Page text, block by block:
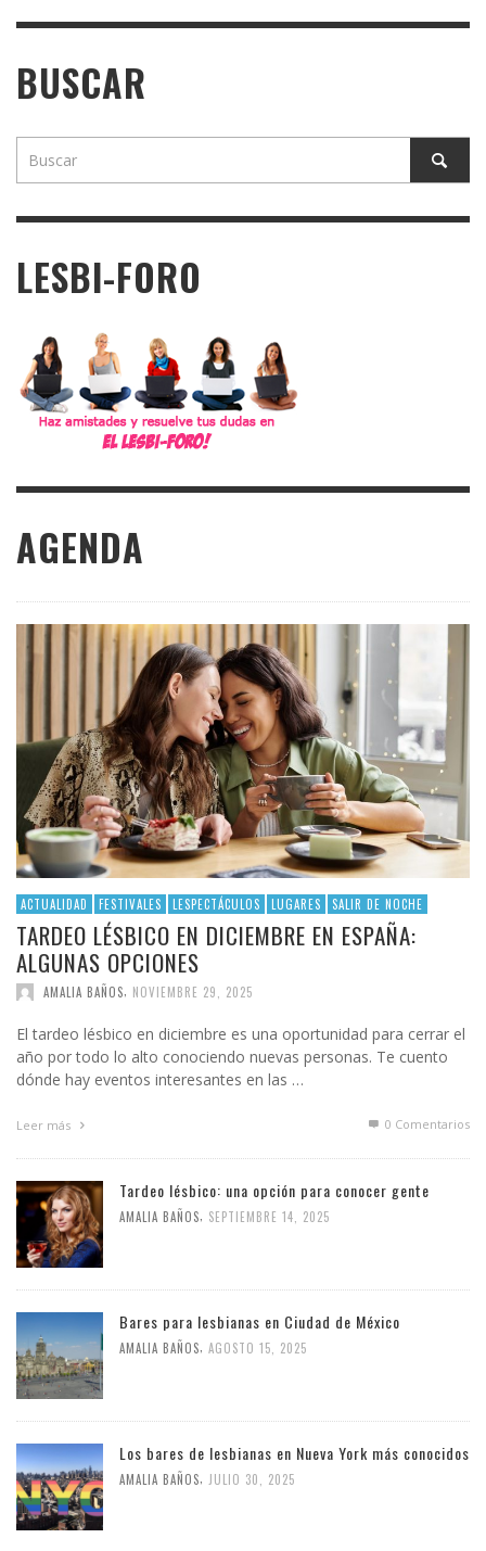
BUSCAR
LESBI-FORO
AGENDA
ACTUALIDAD FESTIVALES LESPECTÁCULOS LUGARES SALIR DE NOCHE
TARDEO LÉSBICO EN DICIEMBRE EN ESPAÑA:
ALGUNAS OPCIONES
AMALIA BAÑOS NOVIEMBRE 29, 2025
El tardeo lésbico en diciembre es una oportunidad para cerrar el
año por todo lo alto conociendo nuevas personas. Te cuento
dónde hay eventos interesantes en las …
Leer más 0 Comentarios
Tardeo lésbico: una opción para conocer gente
AMALIA BAÑOS SEPTIEMBRE 14, 2025
Bares para lesbianas en Ciudad de México
AMALIA BAÑOS AGOSTO 15, 2025
Los bares de lesbianas en Nueva York más conocidos
AMALIA BAÑOS JULIO 30, 2025